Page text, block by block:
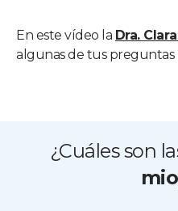
En este vídeo la Dra.
algunas de tus preguntas
¿Cuáles son